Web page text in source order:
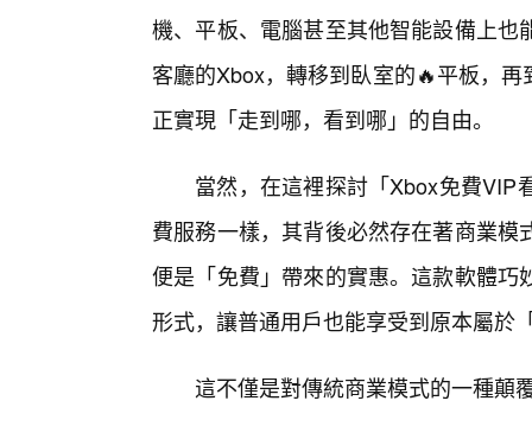
機、平板、電腦甚至其他智能設備上
客廳的Xbox，轉移到臥室的🔥平板，
正實現「走到哪，看到哪」的自由。
當然，在這裡探討「Xbox免費VIP
費服務一樣，其背後必然存在著商業
便是「免費」帶來的實惠。這款軟體
形式，讓普通用戶也能享受到原本屬於
這不僅是對傳統商業模式的一種顛